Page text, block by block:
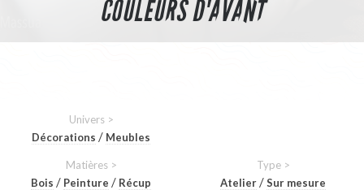
COULEURS D'AVANT
Univers >
Décorations / Meubles
Matières >
Bois / Peinture / Récup
Type >
Atelier /Sur mesure